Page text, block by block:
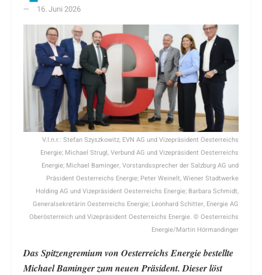
16. Juni 2026
V.l.n.r.: Stefan Szyszkowitz, EVN AG und Vizepräsident Oesterreichs
Energie; Michael Strugl, Verbund AG und Vizepräsident Oesterreichs
Energie; Michael Baminger, Vorstandssprecher der Salzburg AG und
Präsident Oesterreichs Energie; Peter Weinelt, Wiener Stadtwerke
Holding AG und Vizepräsident Oesterreichs Energie; Barbara Schmidt,
Generalsekretärin Oesterreichs Energie; Leonhard Schitter, Energie AG
Oberösterreich und Vizepräsident Oesterreichs Energie. © Oesterreichs
Energie/Martin Hörmandinger
Das Spitzengremium von Oesterreichs Energie bestellte
Michael Baminger zum neuen Präsident. Dieser löst